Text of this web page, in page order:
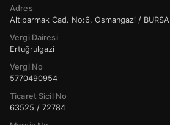
Adres
Altıparmak Cad. No:6, Osmangazi / BURSA
Vergi Dairesi
Ertuğrulgazi
Vergi No
5770490954
Ticaret Sicil No
63525 / 72784